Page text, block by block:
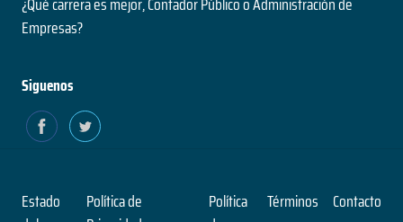
Empresas?
Siguenos
Estado
Política de
Política
Términos Contacto